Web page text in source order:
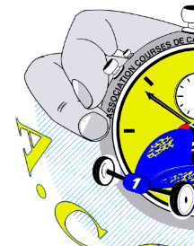
contenu